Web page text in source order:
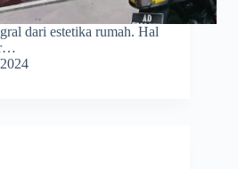
dari estetika rumah. Hal